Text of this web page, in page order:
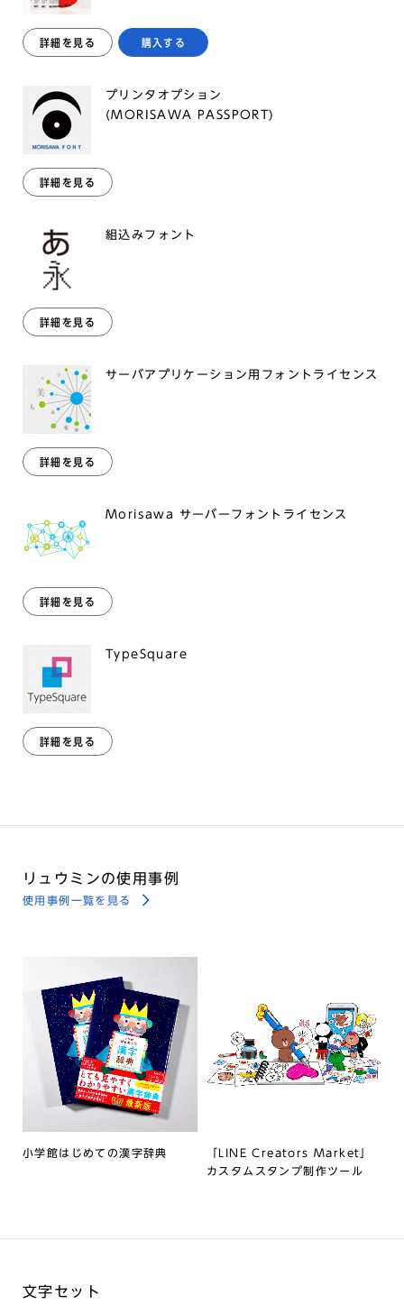
詳細を見る 購入する
プリンタオプション
(MORISAWA PASSPORT)
詳細を見る
組込みフォント
詳細を見る
サーバアプリケーション用フォントライセンス
詳細を見る
Morisawa サーバーフォントライセンス
詳細を見る
TypeSquare
詳細を見る
リュウミンの使用事例
使用事例一覧を見る
小学館はじめての漢字辞典
「LINE Creators Market」
カスタムスタンプ制作ツール
文字セット